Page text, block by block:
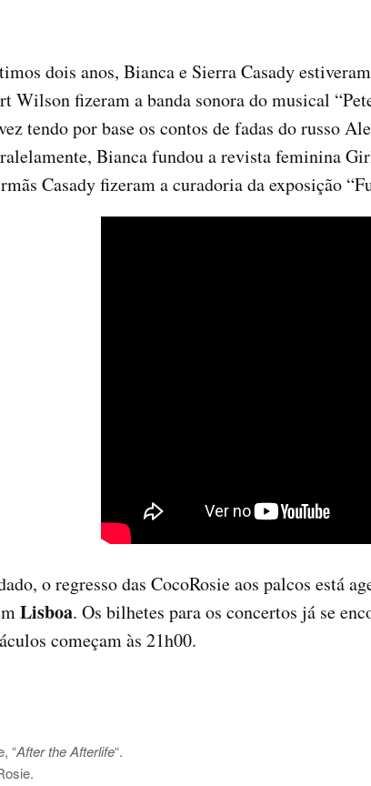
dois anos, Bianca e Sierra Casady
Wilson fizeram a banda sonora do musical
tendo por base os contos de fadas do russo
Bianca fundou a revista feminina
Casady fizeram a curadoria da exposição
o regresso das CocoRosie aos palcos está
Lisboa. Os bilhetes para os concertos já se
começam às 21h00.
“After the Afterlife“.